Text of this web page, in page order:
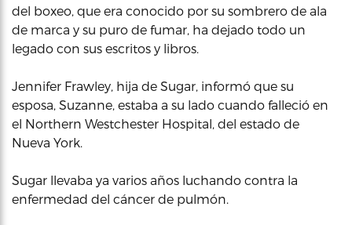
del boxeo, que era conocido por su sombrero de ala
de marca y su puro de fumar, ha dejado todo un
legado con sus escritos y libros.
Jennifer Frawley, hija de Sugar, informó que su
esposa, Suzanne, estaba a su lado cuando falleció en
el Northern Westchester Hospital, del estado de
Nueva York.
Sugar llevaba ya varios años luchando contra la
enfermedad del cáncer de pulmón.